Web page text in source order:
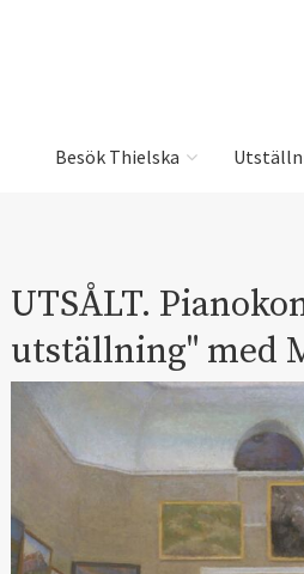
Besök Thielska
UTSÅLT.
utställning" med